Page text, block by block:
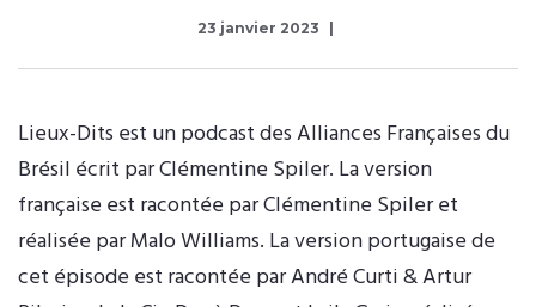
23 janvier 2023
Lieux-Dits est un podcast des Alliances Françaises du
Brésil écrit par Clémentine Spiler. La version
française est racontée par Clémentine Spiler et
réalisée par Malo Williams. La version portugaise de
cet épisode est racontée par André Curti & Artur